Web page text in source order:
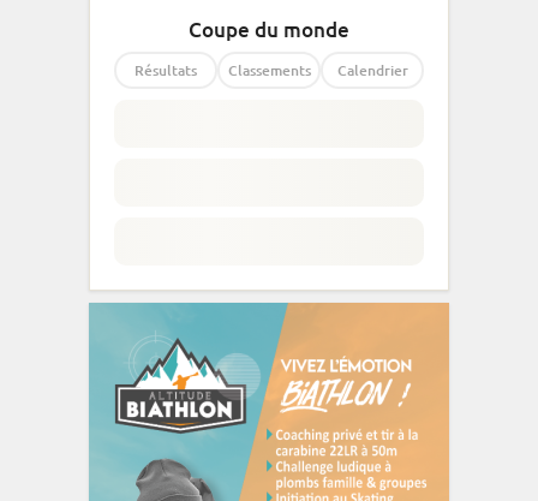
Coupe du monde
Résultats Classements Calendrier